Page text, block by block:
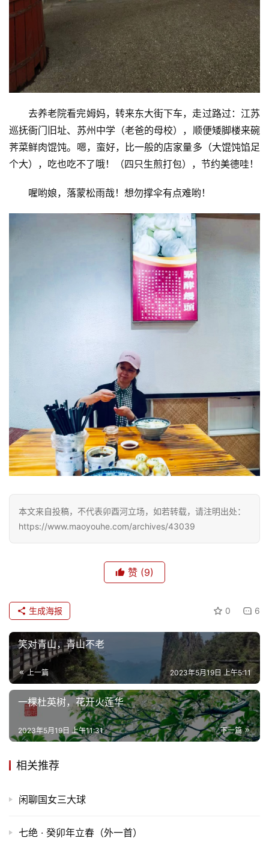
文
生
感
旅
登录 注册
去养老院看完姆妈，转来东大街下车，走过路过：江苏
巡抚衙门旧址、苏州中学（老爸的母校），顺便矮脚楼来碗
荠菜鲜肉馄饨。嗯，蛮好，比一般的店家量多（大馄饨馅足
个大），吃也吃不了哦！（四只生煎打包），节约美德哇！
​喔哟娘，落蒙松雨哉！想勿撑伞有点难哟！
本文来自投稿，不代表卯酉河立场，如若转载，请注明出处：
https://www.maoyouhe.com/archives/43039
赞 (9)
0 6
生成海报
笑对青山，青山不老
上一篇 2023年5月19日 上午5:11
一棵杜英树，花开火莲华
下一篇
2023年5月19日 上午11:31
相关推荐
闲聊国女三大球
七绝 · 癸卯年立春（外一首）